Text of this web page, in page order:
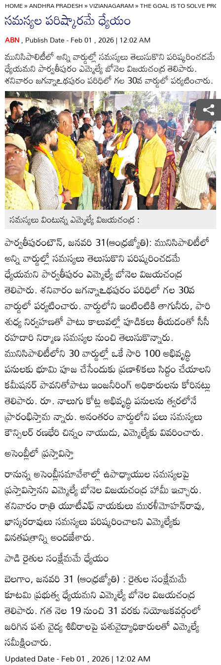
HOME»ANDHRA PRADESH»VIZIANAGARAM»THE GOAL IS TO SOLVE
సమస్యల పరిష్కారమే ధ్యేయం
ABN, Publish Date - Feb 01 , 2026 | 12:02 AM
మునిసిపాలిటీలో అన్ని వార్డుల్లో సమస్యలు తెలుసుకొని పరిష్కరించడమే
ధ్యేయమని పార్వతీపురం ఎమ్మెల్యే బోనెల విజయచంద్ర తెలిపారు.
శనివారం జగన్నాఽథపురం పరిధిలో గల 30వ వార్డులో పర్యటించారు.
సమస్యలు వింటున్న ఎమ్మెల్యే విజయచంద్ర :
పార్వతీపురంటౌన్‌, జనవరి 31(ఆంధ్రజ్యోతి): మునిసిపాలిటీలో
అన్ని వార్డుల్లో సమస్యలు తెలుసుకొని పరిష్కరించడమే
ధ్యేయమని పార్వతీపురం ఎమ్మెల్యే బోనెల విజయచంద్ర
తెలిపారు. శనివారం జగన్నాఽథపురం పరిధిలో గల 30వ
వార్డులో పర్యటించారు. వార్డులోని ఇంటింటికి తాగునీరు, పారి
శుధ్య నిర్వహణతో పాటు కాలువల్లో పూడికలు తీయడంతో సీసీ
రహదారి నిర్మాణ సమస్యల నుంచి తెలుసుకొన్నారు.
మునిసిపాలిటీలోని 30 వార్డుల్లో ఒకే సారి 100 అభివృద్ధి
పనులకు భూమి పూజ చేసేందుకు ప్రణాళికలు సిద్దం చేయాలని
కమీషనర్‌ పావనితోపాటు ఇంజనీరింగ్‌ అధికారులను కోరినట్లు
తెలిపారు. రూ. నాలుగు కోట్ల అభివృద్ధి పనులను త్వరలోనే
ప్రారంభిస్తామ న్నారు. అనంతరం వార్డులోని పలు సమస్యలు
కౌన్సిలర్‌ రణభేరి చిన్నం నాయుడు, ఎమ్మెల్యేకు వివరించారు.
అసెంబ్లీలో ప్రస్తావిస్తా
రానున్న అసెంబ్లీసమావేశాల్లో ఉపాధ్యాయుల సమస్యలపై
ప్రస్తావిస్తానని ఎమ్మెల్యే బోనెల విజయచంద్ర హామీ ఇచ్చారు.
శనివారం రాత్రి యూటీఎఫ్‌ నాయకులు మురళీమోహన్‌రావు,
భాస్కరరావులు సమస్యలు పరిష్కరించాలని ఎమ్మెల్యేకు
వినతపత్రాన్ని అందజేశారు.
పాడి రైతుల సంక్షేమమే ధ్యేయం
బెలగాం, జనవరి 31 (ఆంధ్రజ్యోతి) : రైతుల సంక్షేమమే
కూటమి ప్రభుత్వ ధ్యేయమని ఎమ్మెల్యే బోనెల విజయచంద్ర
తెలిపారు. గత నెల 19 నుంచి 31 వరకు నియోజకవర్గంలో
జరిగిన పశు వైద్య శిబిరాలపై పశువైద్యాధికారులతో ఎమ్మెల్యే
సమీక్షించారు.
Updated Date - Feb 01 , 2026 | 12:02 AM